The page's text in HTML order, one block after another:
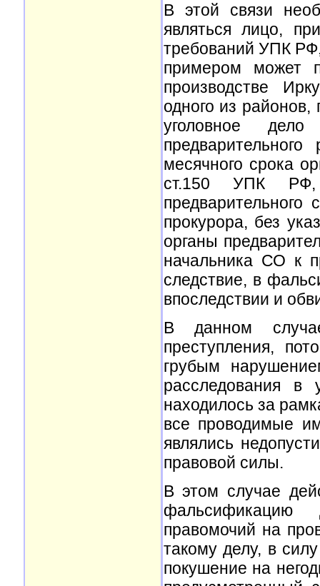
В этой связи
являться лицо,
требований УПК
примером может
производстве
одного из
уголовное
месячного срока
ст.150 УПК РФ,
прокурора, без
органы
начальника СО к
следствие, в
впоследствии и
В данном
преступления,
грубым
расследования в
находилось за
все проводимые
являлись
правовой силы.
В этом случае
фальсификацию
правомочий на
такому делу, в
покушение на